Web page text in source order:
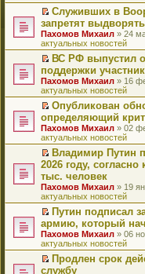
и
к
п
е
р
в
о
м
у
н
е
п
р
о
ч
и
т
а
н
н
о
м
у
с
о
о
б
щ
е
р
е
й
т
и
к
п
е
р
в
о
м
у
н
е
п
р
о
ч
и
т
а
н
н
о
м
у
с
о
П
е
р
е
й
т
и
к
п
е
р
в
о
м
у
н
е
п
р
о
ч
и
т
а
н
н
о
Служивших в
запретят
Пахомов Михаил » 24
актуальных новостей
П
е
р
е
й
т
и
к
п
е
р
в
о
м
у
н
е
п
р
о
ч
и
ВС РФ выпустил
поддержки
Пахомов Михаил » 16
актуальных новостей
П
е
р
е
й
т
и
к
п
е
р
в
о
м
у
н
е
Опубликован
определяющий
Пахомов Михаил » 02
актуальных новостей
П
е
р
е
й
т
и
к
п
е
р
в
Владимир Путин
2026 году,
тыс. человек
Пахомов Михаил » 19
актуальных новостей
П
е
р
е
й
т
Путин подписал
армию, который
Пахомов Михаил » 06
актуальных новостей
П
Продлен срок
службу